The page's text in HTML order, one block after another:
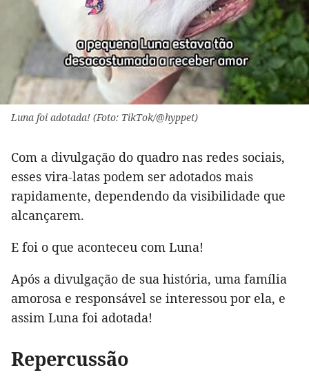
Luna foi adotada! (Foto: TikTok/@hyppet)
Com a divulgação do quadro nas redes sociais,
esses vira-latas podem ser adotados mais
rapidamente, dependendo da visibilidade que
alcançarem.
E foi o que aconteceu com Luna!
Após a divulgação de sua história, uma família
amorosa e responsável se interessou por ela, e
assim Luna foi adotada!
Repercussão